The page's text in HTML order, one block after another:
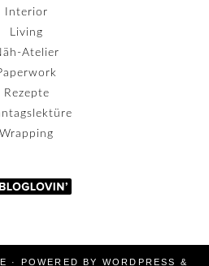
Interior
Living
Atelier
Rezepte
Wrapping
· POWERED BY WORDPRESS &